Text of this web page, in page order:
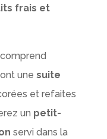
frais et
comprend
une suite
et refaites
un petit-
servi dans la